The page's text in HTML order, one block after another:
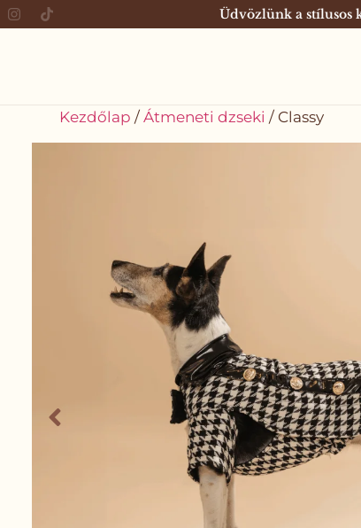
Üdvözlünk a stílusos
Kezdőlap /Átmeneti dzseki / Classy